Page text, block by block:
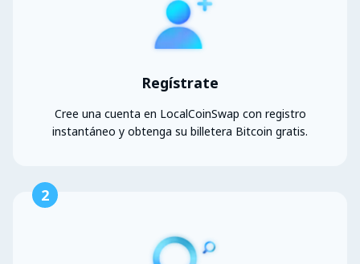
Regístrate
Cree una cuenta en LocalCoinSwap con registro
instantáneo y obtenga su billetera Bitcoin gratis.
2